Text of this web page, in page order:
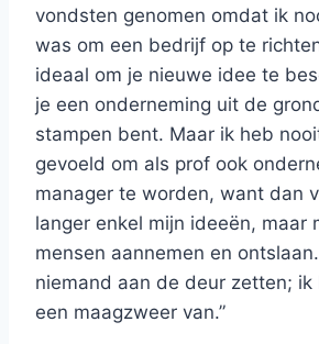
vondsten genomen omdat ik
was om een bedrijf op te
ideaal om je nieuwe idee te
je een onderneming uit de
stampen bent. Maar ik heb
gevoeld om als prof ook
manager te worden, want dan
langer enkel mijn ideeën, maar
mensen aannemen en
niemand aan de deur zetten; ik
een maagzweer van.”